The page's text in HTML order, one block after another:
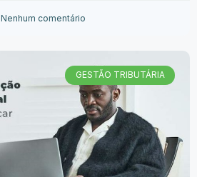
Nenhum comentário
GESTÃO TRIBUTÁRIA